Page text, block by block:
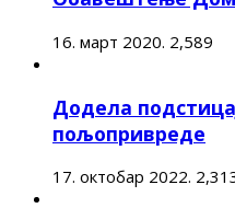
16. март 2020. 2,589
Додела
пољопривреде
17. октобар 2022.